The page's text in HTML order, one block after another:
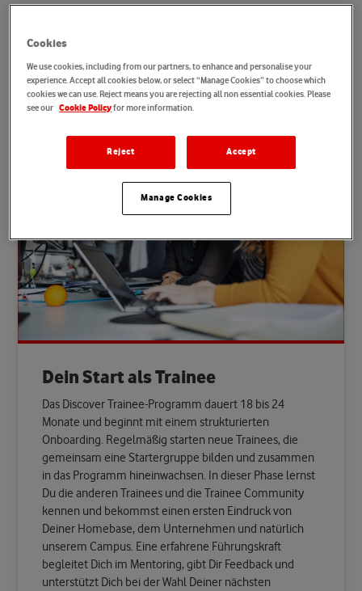
Trainee-Programmab
Dein Start als Trainee
Das Discover Trainee-Programm dauert 18 bis 24
Monate und beginnt mit einem strukturierten
Onboarding. Regelmäßig starten neue Trainees, die
gemeinsam eine Startergruppe bilden und zusammen
in das Programm hineinwachsen. In dieser Phase lernst
Du die anderen Trainees und die Trainee Community
kennen und bekommst einen ersten Eindruck von
Deiner Homebase, dem Unternehmen und natürlich
unserem Campus. Eine erfahrene Führungskraft
begleitet Dich im Mentoring, gibt Dir Feedback und
unterstützt Dich bei der Wahl Deiner nächsten
Cookies
We use cookies, including from our partners, to enhance and personalise your
experience. Accept all cookies below, or select “Manage Cookies” to choose which
cookies we can use. Reject means you are rejecting all non essential cookies. Please
see our
Cookie Policyfor more information.
Reject Accept
Manage Cookies